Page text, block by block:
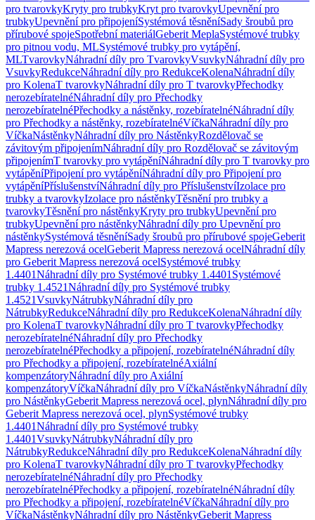
pro tvarovkyKryty pro trubkyKryt pro tvarovkyUpevnění pro
trubkyUpevnění pro připojeníSystémová těsněníSady šroubů pro
přírubové spojeSpotřební materiálGeberit MeplaSystémové trubky
pro pitnou vodu, MLSystémové trubky pro vytápění,
MLTvarovkyNáhradní díly pro TvarovkyVsuvkyNáhradní díly pro
VsuvkyRedukceNáhradní díly pro RedukceKolenaNáhradní díly
pro KolenaT tvarovkyNáhradní díly pro T tvarovkyPřechodky
nerozebíratelnéNáhradní díly pro Přechodky
nerozebíratelnéPřechodky a nástěnky, rozebíratelnéNáhradní díly
pro Přechodky a nástěnky, rozebíratelnéVíčkaNáhradní díly pro
VíčkaNástěnkyNáhradní díly pro NástěnkyRozdělovač se
závitovým připojenímNáhradní díly pro Rozdělovač se závitovým
připojenímT tvarovky pro vytápěníNáhradní díly pro T tvarovky pro
vytápěníPřipojení pro vytápěníNáhradní díly pro Připojení pro
vytápěníPříslušenstvíNáhradní díly pro PříslušenstvíIzolace pro
trubky a tvarovkyIzolace pro nástěnkyTěsnění pro trubky a
tvarovkyTěsnění pro nástěnkyKryty pro trubkyUpevnění pro
trubkyUpevnění pro nástěnkyNáhradní díly pro Upevnění pro
nástěnkySystémová těsněníSady šroubů pro přírubové spojeGeberit
Mapress nerezová ocelGeberit Mapress nerezová ocelNáhradní díly
pro Geberit Mapress nerezová ocelSystémové trubky
1.4401Náhradní díly pro Systémové trubky 1.4401 Systémové
trubky 1.4521Náhradní díly pro Systémové trubky
1.4521VsuvkyNátrubkyNáhradní díly pro
NátrubkyRedukceNáhradní díly pro RedukceKolenaNáhradní díly
pro KolenaT tvarovkyNáhradní díly pro T tvarovkyPřechodky
nerozebíratelnéNáhradní díly pro Přechodky
nerozebíratelnéPřechodky a připojení, rozebíratelnéNáhradní díly
pro Přechodky a připojení, rozebíratelnéAxiální
kompenzátoryNáhradní díly pro Axiální
kompenzátoryVíčkaNáhradní díly pro VíčkaNástěnkyNáhradní díly
pro NástěnkyGeberit Mapress nerezová ocel, plynNáhradní díly pro
Geberit Mapress nerezová ocel, plynSystémové trubky
1.4401Náhradní díly pro Systémové trubky
1.4401VsuvkyNátrubkyNáhradní díly pro
NátrubkyRedukceNáhradní díly pro RedukceKolenaNáhradní díly
pro KolenaT tvarovkyNáhradní díly pro T tvarovkyPřechodky
nerozebíratelnéNáhradní díly pro Přechodky
nerozebíratelnéPřechodky a připojení, rozebíratelnéNáhradní díly
pro Přechodky a připojení, rozebíratelnéVíčkaNáhradní díly pro
VíčkaNástěnkyNáhradní díly pro NástěnkyGeberit Mapress